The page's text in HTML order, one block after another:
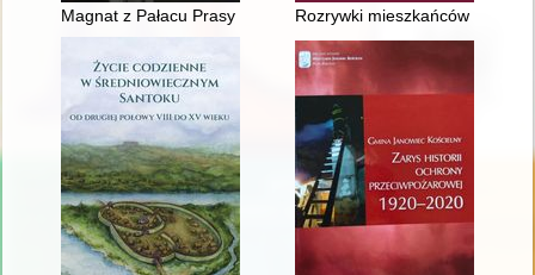
Magnat z Pałacu Prasy : opowieść o Marianie Dąbrowskim,
Rozrywki mieszkańców